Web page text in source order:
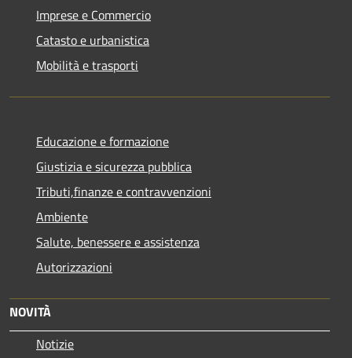
Imprese e Commercio
Catasto e urbanistica
Mobilità e trasporti
Educazione e formazione
Giustizia e sicurezza pubblica
Tributi,finanze e contravvenzioni
Ambiente
Salute, benessere e assistenza
Autorizzazioni
NOVITÀ
Notizie